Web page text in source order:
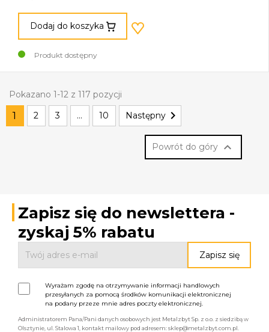
Dodaj do koszyka
Produkt dostępny
Pokazano 1-12 z 117 pozycji
1 2 3 … 10 Następny 
Powrót do góry 
Zapisz się do newslettera -
zyskaj 5% rabatu
Wyrażam zgodę na otrzymywanie informacji handlowych
przesyłanych za pomocą środków komunikacji elektronicznej
na podany przeze mnie adres poczty elektronicznej.
Administratorem Pana/Pani danych osobowych jest Metalzbyt Sp. z o.o. z siedzibą w
Olsztynie, ul. Stalowa 1, kontakt mailowy pod adresem: sklep@metalzbyt.com.pl.